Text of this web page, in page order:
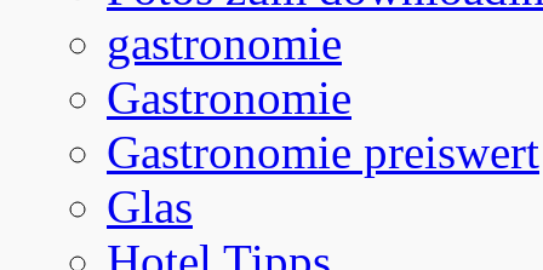
gastronomie
Gastronomie
Gastronomie preiswert
Glas